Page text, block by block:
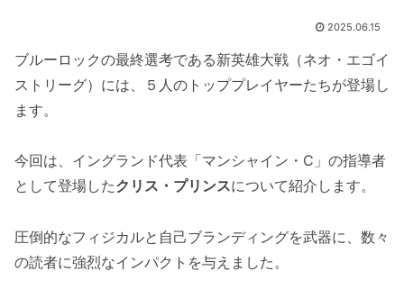
2025.06.15
ブルーロックの最終選考である新英雄大戦（ネオ・エゴイ
ストリーグ）には、５人のトッププレイヤーたちが登場し
ます。
今回は、イングランド代表「マンシャイン・C」の指導者
として登場したクリス・プリンスについて紹介します。
圧倒的なフィジカルと自己ブランディングを武器に、数々
の読者に強烈なインパクトを与えました。